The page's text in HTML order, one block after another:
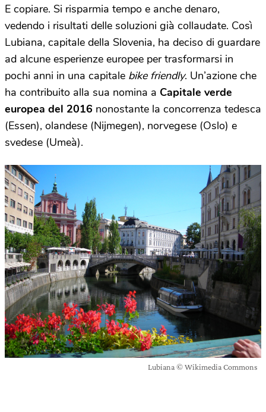
E copiare. Si risparmia tempo e anche denaro,
vedendo i risultati delle soluzioni già collaudate. Così
Lubiana, capitale della Slovenia, ha deciso di guardare
ad alcune esperienze europee per trasformarsi in
pochi anni in una capitale bike friendly. Un’azione che
ha contribuito alla sua nomina a Capitale verde
europea del 2016 nonostante la concorrenza tedesca
(Essen), olandese (Nijmegen), norvegese (Oslo) e
svedese (Umeà).
Lubiana © Wikimedia Commons